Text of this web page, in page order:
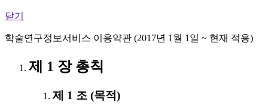
닫기
학술연구정보서비스 이용약관 (2017년 1월 1일 ~ 현재 적용)
제 1 장 총칙
제 1 조 (목적)